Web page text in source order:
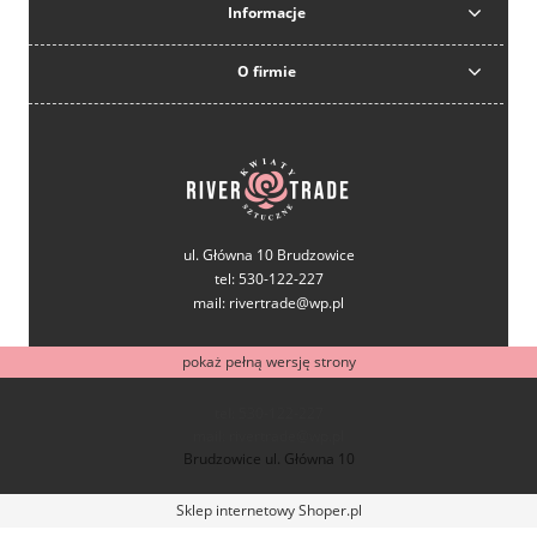
Informacje
O firmie
ul. Główna 10 Brudzowice
tel: 530-122-227
mail: rivertrade@wp.pl
pokaż pełną wersję strony
Brudzowice ul. Główna 10
Sklep internetowy Shoper.pl